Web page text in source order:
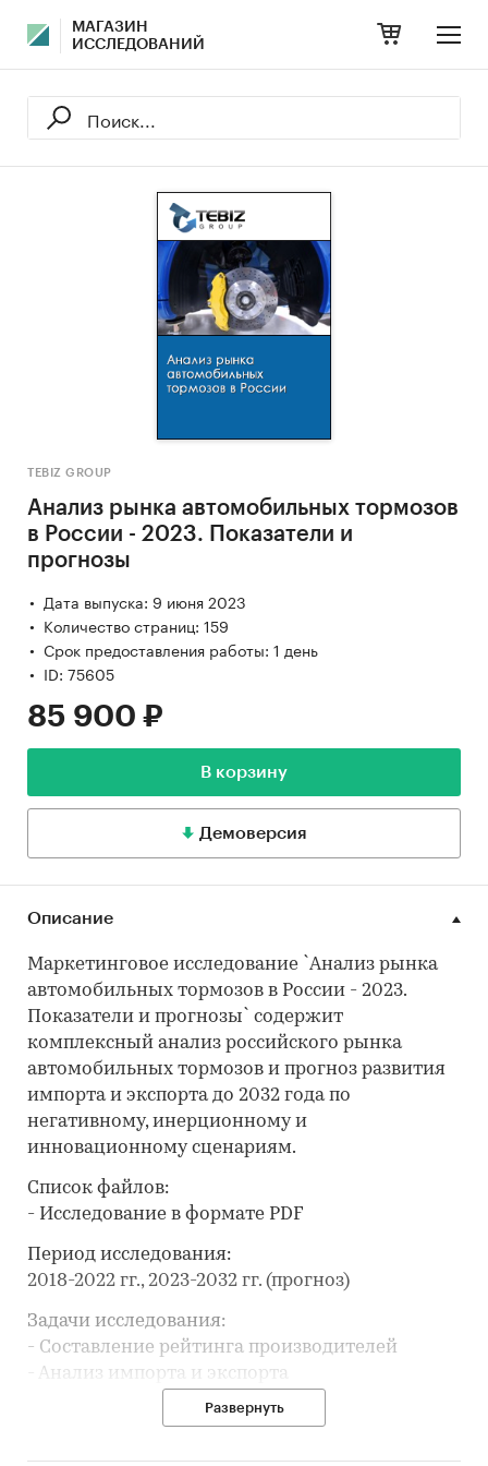
МАГАЗИН
ИССЛЕДОВАНИЙ
TEBIZ GROUP
Анализ рынка автомобильных тормозов
в России - 2023. Показатели и
прогнозы
Дата выпуска: 9 июня 2023
Количество страниц: 159
Срок предоставления работы: 1 день
ID: 75605
85 900 ₽
В корзину
Демоверсия
Описание
Маркетинговое исследование `Анализ рынка
автомобильных тормозов в России - 2023.
Показатели и прогнозы` содержит
комплексный анализ российского рынка
автомобильных тормозов и прогноз развития
импорта и экспорта до 2032 года по
негативному, инерционному и
инновационному сценариям.
Список файлов:
- Исследование в формате PDF
Период исследования:
2018-2022 гг., 2023-2032 гг. (прогноз)
Задачи исследования:
- Составление рейтинга производителей
- Анализ импорта и экспорта
В разделе `Ведущие производители`
Развернуть